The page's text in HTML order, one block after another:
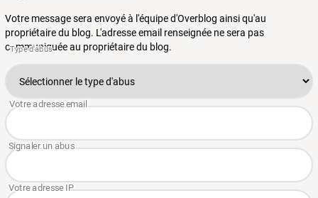
Votre message sera envoyé à l'équipe d'Overblog ainsi qu'au
propriétaire du blog. L'adresse email renseignée ne sera pas
communiquée au propriétaire du blog.